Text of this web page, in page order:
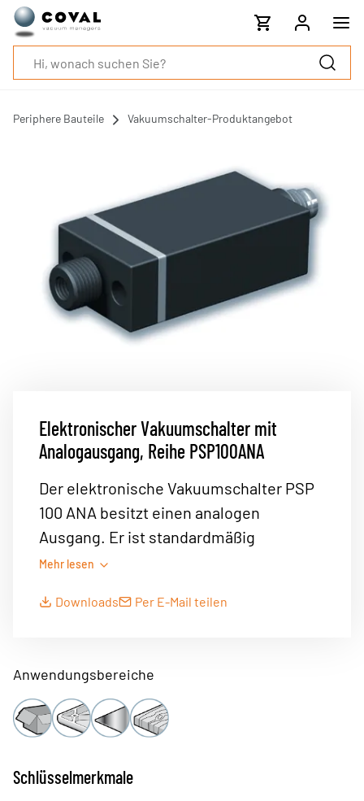
Periphere Bauteile Vakuumschalter-Produktangebot
Elektronischer Vakuumschalter mit
Analogausgang, Reihe PSP100ANA
Der elektronische Vakuumschalter PSP
100 ANA besitzt einen analogen
Ausgang. Er ist standardmäßig
ausgestattet mit 2 Vakuumanschlüssen
Innengewinde) und einem
Vorteile:
1 Analogausgang: 1 bis 5 V DC
Einstellbereich: 0 / -1 bar
PNP
Mehr lesen
Downloads Per E-Mail teilen
Anwendungsbereiche
Schlüsselmerkmale
Produkte
Industrien
Technologien
Ressourcen
Kontakt